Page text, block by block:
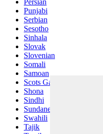
Persian
Punjabi
Serbian
Sesotho
Sinhala
Slovak
Slovenian
Somali
Samoan
Scots Gaelic
Shona
Sindhi
Sundanese
Swahili
Tajik